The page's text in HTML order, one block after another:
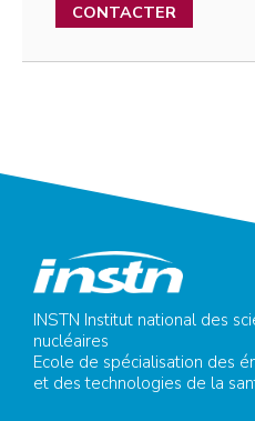
CONTACTER
INSTN Institut national des
nucléaires
Ecole de spécialisation des
et des technologies de la